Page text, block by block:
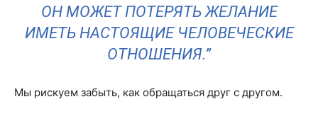
ОН МОЖЕТ ПОТЕРЯТЬ ЖЕЛАНИЕ
ИМЕТЬ НАСТОЯЩИЕ ЧЕЛОВЕЧЕСКИЕ
ОТНОШЕНИЯ.”
Мы рискуем забыть, как обращаться друг с другом.